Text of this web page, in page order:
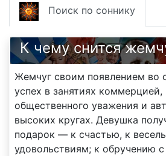
Поиск по соннику
К чему снится
Жемчуг своим появлением во
успех в занятиях
общественного уважения и
высоких кругах. Девушка
подарок — к счастью, к
удовольствиям; к обручению